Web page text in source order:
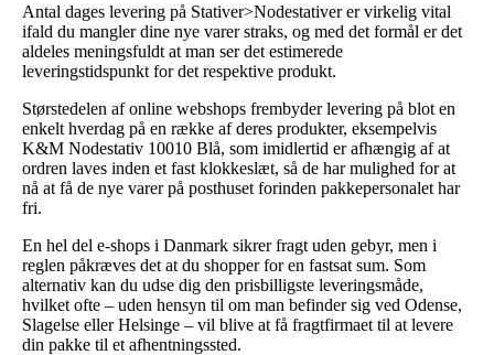
Antal dages levering på Stativer>Nodestativer er virkelig vital
ifald du mangler dine nye varer straks, og med det formål er det
aldeles meningsfuldt at man ser det estimerede
leveringstidspunkt for det respektive produkt.
Størstedelen af online webshops frembyder levering på blot en
enkelt hverdag på en række af deres produkter, eksempelvis
K&M Nodestativ 10010 Blå, som imidlertid er afhængig af at
ordren laves inden et fast klokkeslæt, så de har mulighed for at
nå at få de nye varer på posthuset forinden pakkepersonalet har
fri.
En hel del e-shops i Danmark sikrer fragt uden gebyr, men i
reglen påkræves det at du shopper for en fastsat sum. Som
alternativ kan du udse dig den prisbilligste leveringsmåde,
hvilket ofte – uden hensyn til om man befinder sig ved Odense,
Slagelse eller Helsinge – vil blive at få fragtfirmaet til at levere
din pakke til et afhentningssted.